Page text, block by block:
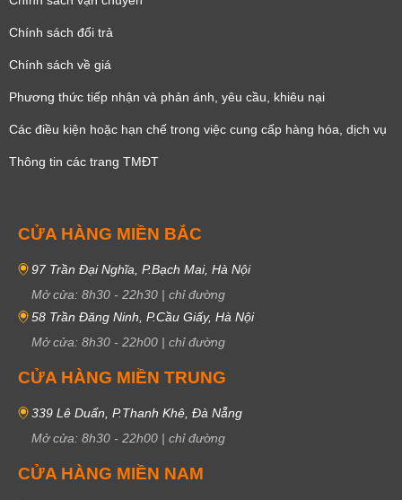
Chính sách đổi trả
Chính sách về giá
Phương thức tiếp nhận và phản ánh, yêu cầu, khiêu nại
Các điều kiện hoặc hạn chế trong việc cung cấp hàng hóa, dịch vụ
Thông tin các trang TMĐT
CỬA HÀNG MIỀN BẮC
97 Trần Đại Nghĩa, P.Bạch Mai, Hà Nội
Mở cửa: 8h30 - 22h30 | chỉ đường
58 Trần Đăng Ninh, P.Cầu Giấy, Hà Nội
Mở cửa: 8h30 - 22h00 | chỉ đường
CỬA HÀNG MIỀN TRUNG
339 Lê Duẩn, P.Thanh Khê, Đà Nẵng
Mở cửa: 8h30 - 22h00 | chỉ đường
CỬA HÀNG MIỀN NAM